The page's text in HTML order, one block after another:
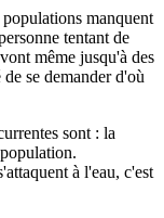
manquent
tentant de
même jusqu'à des
se demander d'où
sont : la
à l'eau, c'est